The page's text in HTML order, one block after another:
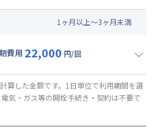
円/日) (税抜)
円/日)
1 ヶ月以上～3ヶ月未満
費用 22,000 円/回
/日)
算した金額です。1日単位で利用期間を選
気・ガス等の開栓手続き・契約は不要で